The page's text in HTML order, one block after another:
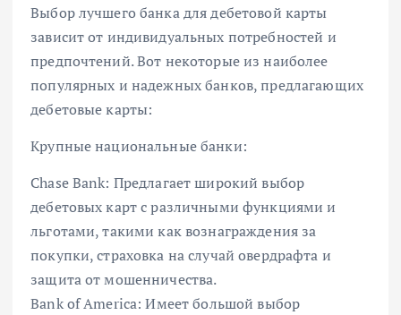
Выбор лучшего банка для дебетовой карты
зависит от индивидуальных потребностей и
предпочтений. Вот некоторые из наиболее
популярных и надежных банков, предлагающих
дебетовые карты:
Крупные национальные банки:
Chase Bank: Предлагает широкий выбор
дебетовых карт с различными функциями и
льготами, такими как вознаграждения за
покупки, страховка на случай овердрафта и
защита от мошенничества.
Bank of America: Имеет большой выбор